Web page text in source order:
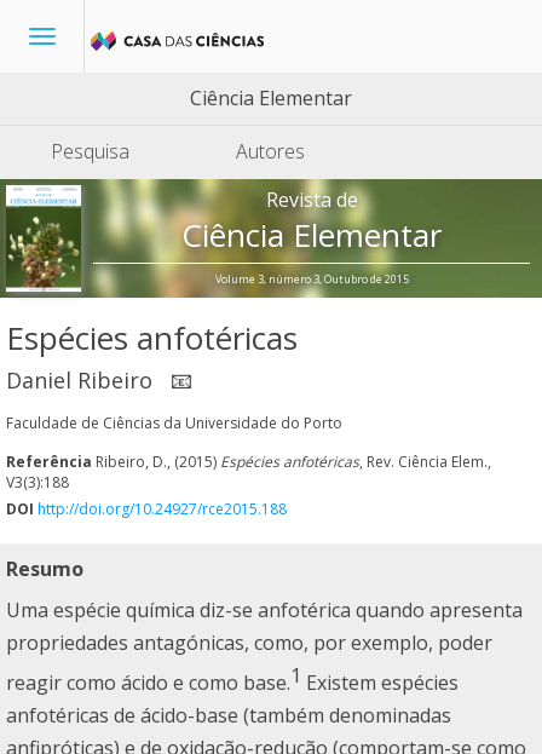
Toggle
Ciência Elementar
Pesquisa
Autores
Revista de
Ciência Elementar
Volume 3, número 3, Outubro de 2015
Espécies anfotéricas
Daniel Ribeiro 📧
Faculdade de Ciências da Universidade do Porto
Referência Ribeiro, D., (2015) Espécies anfotéricas, Rev. Ciência Elem.,
V3(3):188
DOI http://doi.org/10.24927/rce2015.188
Resumo
Uma espécie química diz-se anfotérica quando apresenta
propriedades antagónicas, como, por exemplo, poder
reagir como ácido e como base.1 Existem espécies
anfotéricas de ácido-base (também denominadas
anfipróticas) e de oxidação-redução (comportam-se como